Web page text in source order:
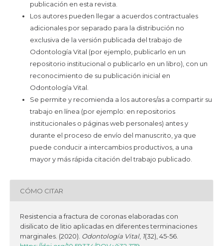
publicación en esta revista.
Los autores pueden llegar a acuerdos contractuales
adicionales por separado para la distribución no
exclusiva de la versión publicada del trabajo de
Odontología Vital (por ejemplo, publicarlo en un
repositorio institucional o publicarlo en un libro), con un
reconocimiento de su publicación inicial en
Odontología Vital.
Se permite y recomienda a los autores/as a compartir su
trabajo en línea (por ejemplo: en repositorios
institucionales o páginas web personales) antes y
durante el proceso de envío del manuscrito, ya que
puede conducir a intercambios productivos, a una
mayor y más rápida citación del trabajo publicado.
CÓMO CITAR
Resistencia a fractura de coronas elaboradas con
disilicato de litio aplicadas en diferentes terminaciones
marginales. (2020). Odontología Vital, 1(32), 45-56.